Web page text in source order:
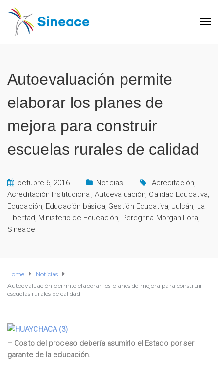
Autoevaluación permite
elaborar los planes de
mejora para construir
escuelas rurales de calidad
octubre 6, 2016 Noticias Acreditación,
Acreditación Institucional, Autoevaluación, Calidad Educativa,
Educación, Educación básica, Gestión Educativa, Julcán, La
Libertad, Ministerio de Educación, Peregrina Morgan Lora,
Sineace
Home
Noticias
Autoevaluación permite elaborar los planes de mejora para construir
escuelas rurales de calidad
– Costo del proceso debería asumirlo el Estado por ser
garante de la educación.